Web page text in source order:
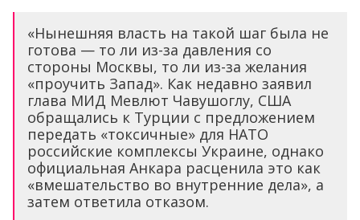
«Нынешняя власть на такой шаг была не
готова — то ли из-за давления со
стороны Москвы, то ли из-за желания
«проучить Запад». Как недавно заявил
глава МИД Мевлют Чавушоглу, США
обращались к Турции с предложением
передать «токсичные» для НАТО
российские комплексы Украине, однако
официальная Анкара расценила это как
«вмешательство во внутренние дела», а
затем ответила отказом.